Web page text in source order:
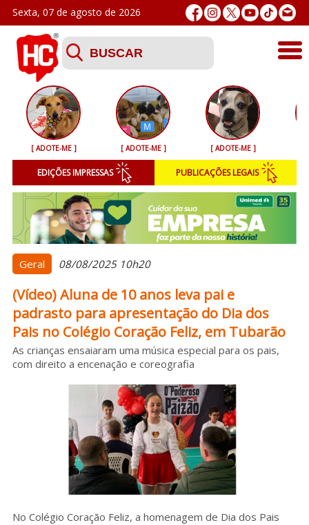
Sexta, 07 de agosto de 2026
Últimas
Esporte
Segurança
Geral
Variedades
Colunistas
Podcasts
Sobre o HC
[ ADOTE-ME ] [ ADOTE-ME ] [ ADOTE-ME ]
EDIÇÕES IMPRESSAS PUBLICAÇÕES LEGAIS
Geral 08/08/2025 10h20
(Vídeo) Aluna de 10 anos leva pai e
padrasto para apresentação do Dia dos
Pais no Colégio Coração Feliz, em Tubarão
As crianças ensaiaram uma música especial para os pais,
com direito a encenação e coreografia
No Colégio Coração Feliz, a homenagem de Dia dos Pais